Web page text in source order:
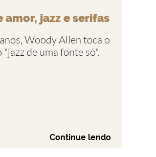
amor, jazz e serifas
Woody Allen toca o
"jazz de uma fonte só".
Continue lendo